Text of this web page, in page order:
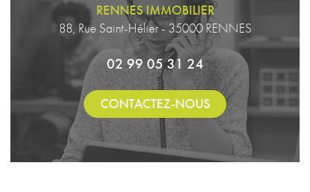
RENNES IMMOBILIER
88, Rue Saint-Hélier - 35000 RENNES
02 99 05 31 24
CONTACTEZ-NOUS